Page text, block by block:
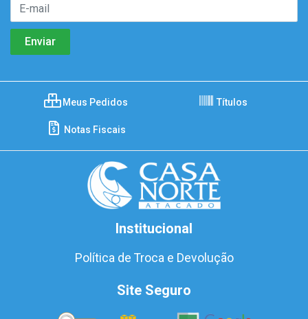
Meus Pedidos Títulos
Notas Fiscais
Institucional
Política de Troca e Devolução
Site Seguro